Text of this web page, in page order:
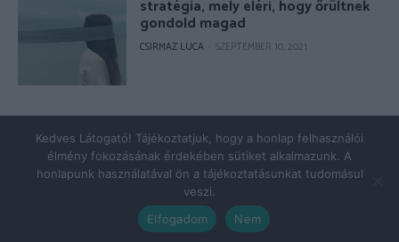
stratégia, mely eléri, hogy őrültnek
gondold magad
CSIRMAZ LUCA SZEPTEMBER 10, 2021
© Copyright 2026 - pszicholive.hu
Impresszum Adatkezelés
Kedves Látogató! Tájékoztatjuk, hogy a honlap felhasználói
élmény fokozásának érdekében sütiket alkalmazunk. A
honlapunk használatával ön a tájékoztatásunkat tudomásul
veszi.
Elfogadom
Nem